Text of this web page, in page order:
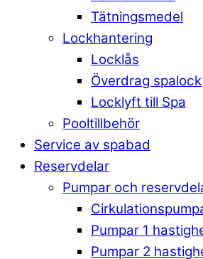
Tätningsmedel
Lockhantering
Locklås
Överdrag spalock
Locklyft till Spa
Pooltillbehör
Service av spabad
Reservdelar
Pumpar och
Pumpar 1
Pumpar 2